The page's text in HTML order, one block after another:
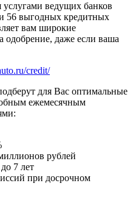
услугами ведущих банков
56 выгодных кредитных
вам широкие
даже если ваша
credit/
для Вас оптимальные
ежемесячным
рублей
7 лет
при досрочном